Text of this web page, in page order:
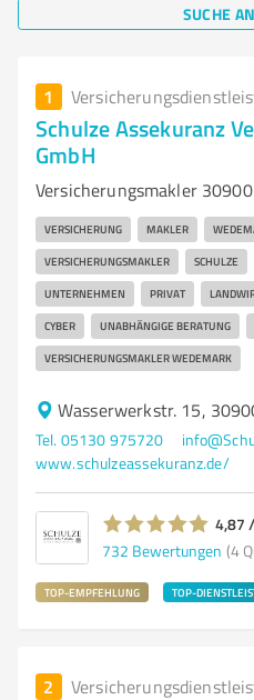
SUCHE
1
Schulze Assekuranz
GmbH
Versicherungsmakler
VERSICHERUNG MAKLER
VERSICHERUNGSMAKLER SCHULZE
UNTERNEHMEN PRIVAT
CYBER UNABHÄNGIGE BERATUNG
VERSICHERUNGSMAKLER WEDEMARK
Wasserwerkstr. 15,
Tel. 05130 975720
www.schulzeassekuranz.de/
4,87
732 Bewertungen (4
TOP-EMPFEHLUNG TOP-
2